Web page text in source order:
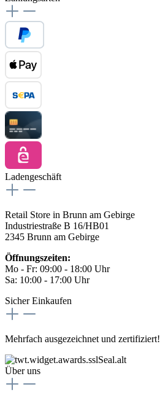
Ladengeschäft
Retail Store in Brunn am Gebirge
Industriestraße B 16/HB01
2345 Brunn am Gebirge
Öffnungszeiten:
Mo - Fr: 09:00 - 18:00 Uhr
Sa: 10:00 - 17:00 Uhr
Sicher Einkaufen
Mehrfach ausgezeichnet und zertifiziert!
Über uns